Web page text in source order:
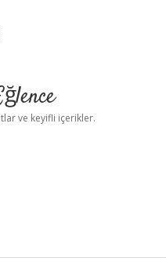
ve keyifli içerikler.